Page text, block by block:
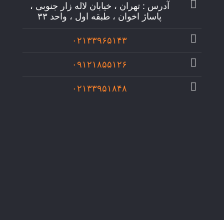
آدرس : تهران ، خیابان لاله زار جنوبی ،
پاساژ اخوان ، طبقه اول ، واحد ۳۳
۰۲۱۳۳۹۶۵۱۴۳
۰۹۱۲۱۸۵۵۱۲۶
۰۲۱۳۳۹۵۱۸۴۸